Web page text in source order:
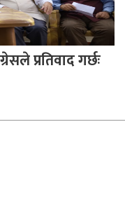
प्रतिवाद गर्छः